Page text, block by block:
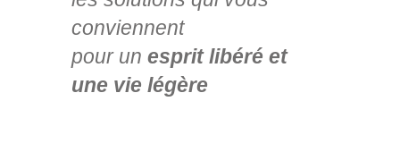
conviennent
pour un esprit libéré et
une vie légère